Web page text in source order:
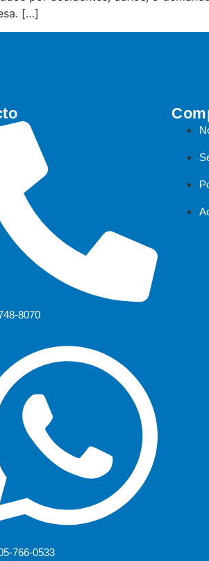
[…]
8070
766-0533